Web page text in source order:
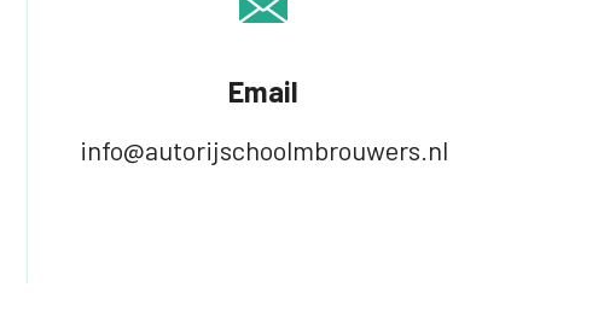
Email
info@autorijschoolmbrouwers.nl